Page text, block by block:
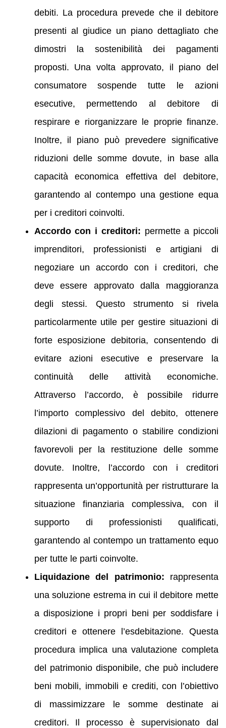
debiti. La procedura prevede che il debitore
presenti al giudice un piano dettagliato che
dimostri la sostenibilità dei pagamenti
proposti. Una volta approvato, il piano del
consumatore sospende tutte le azioni
esecutive, permettendo al debitore di
respirare e riorganizzare le proprie finanze.
Inoltre, il piano può prevedere significative
riduzioni delle somme dovute, in base alla
capacità economica effettiva del debitore,
garantendo al contempo una gestione equa
per i creditori coinvolti.
Accordo con i creditori: permette a piccoli
imprenditori, professionisti e artigiani di
negoziare un accordo con i creditori, che
deve essere approvato dalla maggioranza
degli stessi. Questo strumento si rivela
particolarmente utile per gestire situazioni di
forte esposizione debitoria, consentendo di
evitare azioni esecutive e preservare la
continuità delle attività economiche.
Attraverso l’accordo, è possibile ridurre
l’importo complessivo del debito, ottenere
dilazioni di pagamento o stabilire condizioni
favorevoli per la restituzione delle somme
dovute. Inoltre, l’accordo con i creditori
rappresenta un’opportunità per ristrutturare la
situazione finanziaria complessiva, con il
supporto di professionisti qualificati,
garantendo al contempo un trattamento equo
per tutte le parti coinvolte.
Liquidazione del patrimonio: rappresenta
una soluzione estrema in cui il debitore mette
a disposizione i propri beni per soddisfare i
creditori e ottenere l’esdebitazione. Questa
procedura implica una valutazione completa
del patrimonio disponibile, che può includere
beni mobili, immobili e crediti, con l’obiettivo
di massimizzare le somme destinate ai
creditori. Il processo è supervisionato dal